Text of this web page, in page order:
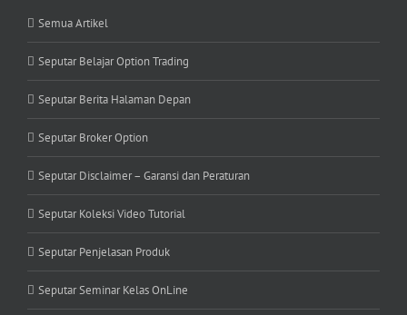
Semua Artikel
Seputar Belajar Option Trading
Seputar Berita Halaman Depan
Seputar Broker Option
Seputar Disclaimer – Garansi dan Peraturan
Seputar Koleksi Video Tutorial
Seputar Penjelasan Produk
Seputar Seminar Kelas OnLine